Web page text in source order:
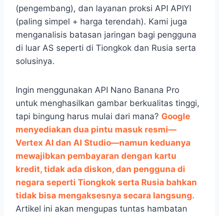
(pengembang), dan layanan proksi API APIYI
(paling simpel + harga terendah). Kami juga
menganalisis batasan jaringan bagi pengguna
di luar AS seperti di Tiongkok dan Rusia serta
solusinya.
Ingin menggunakan API Nano Banana Pro
untuk menghasilkan gambar berkualitas tinggi,
tapi bingung harus mulai dari mana? Google
menyediakan dua pintu masuk resmi—
Vertex AI dan AI Studio—namun keduanya
mewajibkan pembayaran dengan kartu
kredit, tidak ada diskon, dan pengguna di
negara seperti Tiongkok serta Rusia bahkan
tidak bisa mengaksesnya secara langsung.
Artikel ini akan mengupas tuntas hambatan